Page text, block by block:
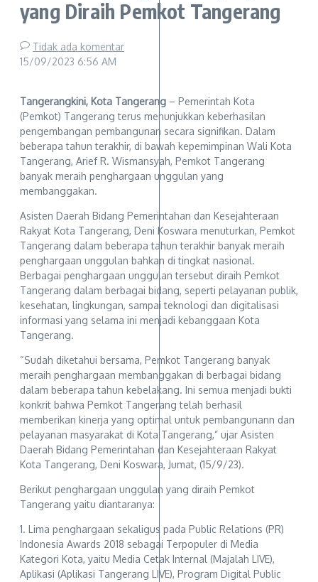
yang Diraih Pemkot Tangerang
Tidak ada komentar
15/09/2023 6:56 AM
Tangerangkini, Kota Tangerang – Pemerintah Kota
(Pemkot) Tangerang terus menunjukkan keberhasilan
pengembangan pembangunan secara signifikan. Dalam
beberapa tahun terakhir, di bawah kepemimpinan Wali Kota
Tangerang, Arief R. Wismansyah, Pemkot Tangerang
banyak meraih penghargaan unggulan yang
membanggakan.
Asisten Daerah Bidang Pemerintahan dan Kesejahteraan
Rakyat Kota Tangerang, Deni Koswara menuturkan, Pemkot
Tangerang dalam beberapa tahun terakhir banyak meraih
penghargaan unggulan bahkan di tingkat nasional.
Berbagai penghargaan unggulan tersebut diraih Pemkot
Tangerang dalam berbagai bidang, seperti pelayanan publik,
kesehatan, lingkungan, sampai teknologi dan digitalisasi
informasi yang selama ini menjadi kebanggaan Kota
Tangerang.
“Sudah diketahui bersama, Pemkot Tangerang banyak
meraih penghargaan membanggakan di berbagai bidang
dalam beberapa tahun kebelakang. Ini semua menjadi bukti
konkrit bahwa Pemkot Tangerang telah berhasil
memberikan kinerja yang optimal untuk pembangunann dan
pelayanan masyarakat di Kota Tangerang,” ujar Asisten
Daerah Bidang Pemerintahan dan Kesejahteraan Rakyat
Kota Tangerang, Deni Koswara, Jumat, (15/9/23).
Berikut penghargaan unggulan yang diraih Pemkot
Tangerang yaitu diantaranya:
1. Lima penghargaan sekaligus pada Public Relations (PR)
Indonesia Awards 2018 sebagai Terpopuler di Media
Kategori Kota, yaitu Media Cetak Internal (Majalah LIVE),
Aplikasi (Aplikasi Tangerang LIVE), Program Digital Public